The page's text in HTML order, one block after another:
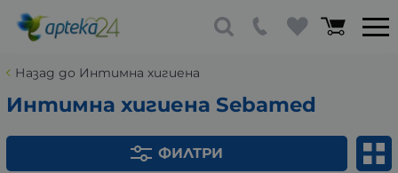
Назад до Интимна хигиена
Интимна хигиена Sebamed
ФИЛТРИ